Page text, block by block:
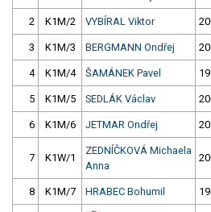
2 K1M/2 VYBÍRAL Viktor
3 K1M/3 BERGMANN Ondřej
4 K1M/4 ŠAMÁNEK Pavel
5 K1M/5 SEDLÁK Václav
6 K1M/6 JETMAR Ondřej
7 K1W/1
ZEDNÍČKOVÁ Michaela
Anna
8 K1M/7 HRABEC Bohumil